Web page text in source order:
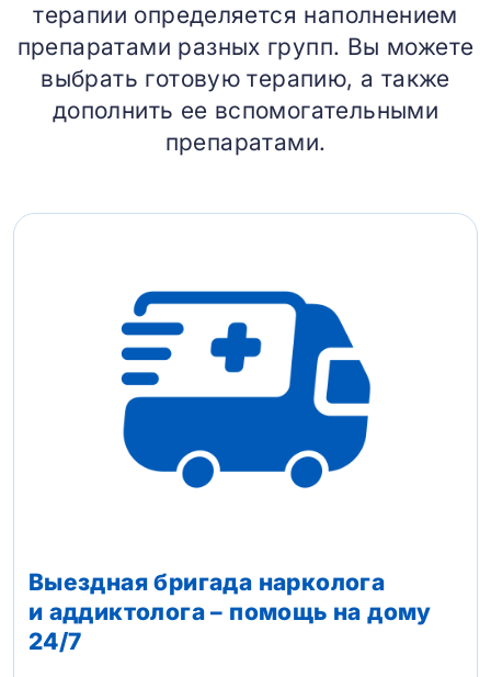
терапии определяется наполнением
препаратами разных групп. Вы можете
выбрать готовую терапию, а также
дополнить ее вспомогательными
препаратами.
Выездная бригада нарколога
и аддиктолога – помощь на дому
24/7